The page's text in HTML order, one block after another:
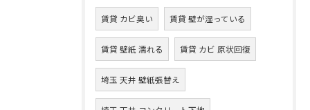
賃貸 カビ臭い 賃貸 壁が湿っている
賃貸 壁紙 濡れる 賃貸 カビ 原状回復
埼玉 天井 壁紙張替え